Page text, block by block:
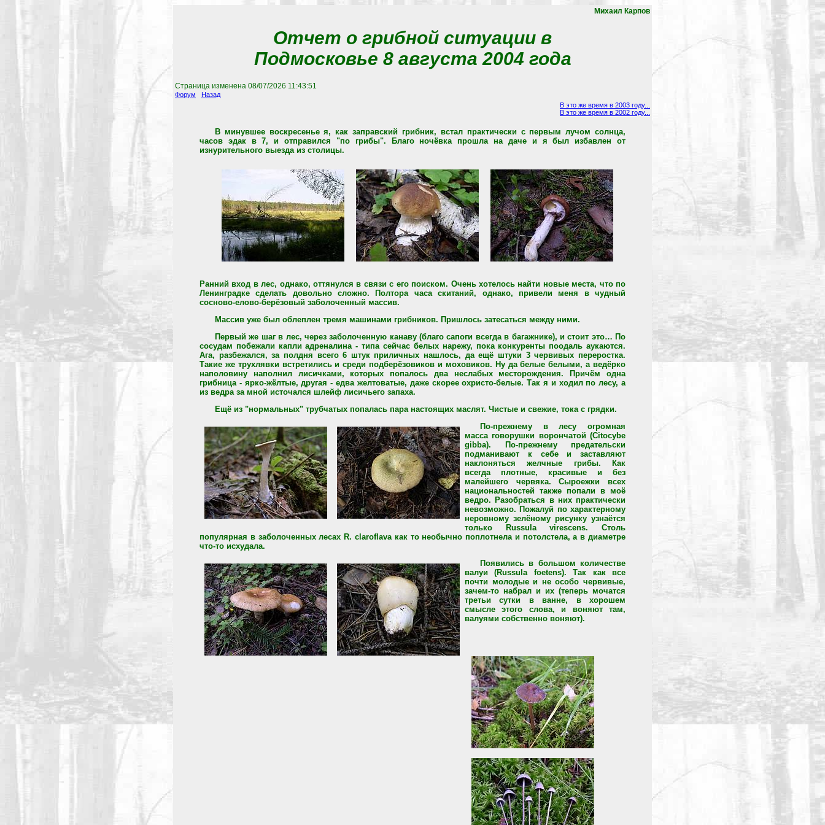
Михаил Карпов
Отчет о грибной ситуации в
Подмосковье 8 августа 2004 года
Страница изменена 08/07/2026 11:43:51
Форум
Назад
В это же время в 2003 году...
В это же время в 2002 году...
В минувшее воскресенье я, как заправский грибник, встал практически с первым лучом солнца,
часов эдак в 7, и отправился "по грибы". Благо ночёвка прошла на даче и я был избавлен от
изнурительного выезда из столицы.
Ранний вход в лес, однако, оттянулся в связи с его поиском. Очень хотелось найти новые места, что по
Ленинградке сделать довольно сложно. Полтора часа скитаний, однако, привели меня в чудный
сосново-елово-берёзовый заболоченный массив.
Массив уже был облеплен тремя машинами грибников. Пришлось затесаться между ними.
Первый же шаг в лес, через заболоченную канаву (благо сапоги всегда в багажнике), и стоит это… По
сосудам побежали капли адреналина - типа сейчас белых нарежу, пока конкуренты поодаль аукаются.
Ага, разбежался, за полдня всего 6 штук приличных нашлось, да ещё штуки 3 червивых переростка.
Такие же трухлявки встретились и среди подберёзовиков и моховиков. Ну да белые белыми, а ведёрко
наполовину наполнил лисичками, которых попалось два неслабых месторождения. Причём одна
грибница - ярко-жёлтые, другая - едва желтоватые, даже скорее охристо-белые. Так я и ходил по лесу, а
из ведра за мной источался шлейф лисичьего запаха.
Ещё из "нормальных" трубчатых попалась пара настоящих маслят. Чистые и свежие, тока с грядки.
По-прежнему в лесу огромная
масса говорушки ворончатой (Citocybe
gibba). По-прежнему предательски
подманивают к себе и заставляют
наклоняться желчные грибы. Как
всегда плотные, красивые и без
малейшего червяка. Сыроежки всех
национальностей также попали в моё
ведро. Разобраться в них практически
невозможно. Пожалуй по характерному
неровному зелёному рисунку узнаётся
только Russula virescens. Столь
популярная в заболоченных лесах R. claroflava как то необычно поплотнела и потолстела, а в диаметре
что-то исхудала.
Появились в большом количестве
валуи (Russula foetens). Так как все
почти молодые и не особо червивые,
зачем-то набрал и их (теперь мочатся
третьи сутки в ванне, в хорошем
смысле этого слова, и воняют там,
валуями собственно воняют).